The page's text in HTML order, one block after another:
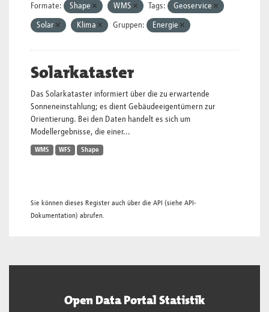
Formate: Shape WMS Tags: Geoservice
Solar Klima Gruppen: Energie
Solarkataster
Das Solarkataster informiert über die zu erwartende
Sonneneinstahlung; es dient Gebäudeeigentümern zur
Orientierung. Bei den Daten handelt es sich um
Modellergebnisse, die einer...
WMS WFS Shape
Sie können dieses Register auch über die API (siehe API-
Dokumentation) abrufen.
Open Data Portal Statistik